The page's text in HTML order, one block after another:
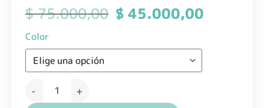
$75.000,00 El
precio
era:
$45.000,00El
Color
BST 925 Cartera PU Gamuza cantidad